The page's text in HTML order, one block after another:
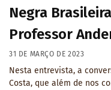
Negra
Professor
31 DE MARÇO DE 2023
Nesta entrevista, a
Costa, que além de nos